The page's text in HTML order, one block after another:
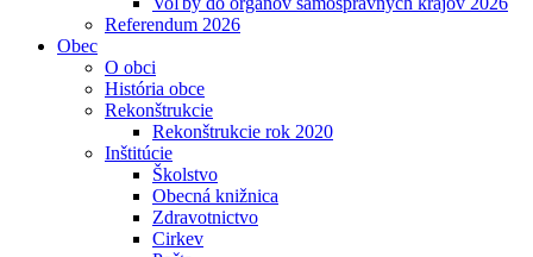
Referendum 2026
Obec
O obci
História obce
Rekonštrukcie
Rekonštrukcie rok 2020
Inštitúcie
Školstvo
Obecná knižnica
Zdravotnictvo
Cirkev